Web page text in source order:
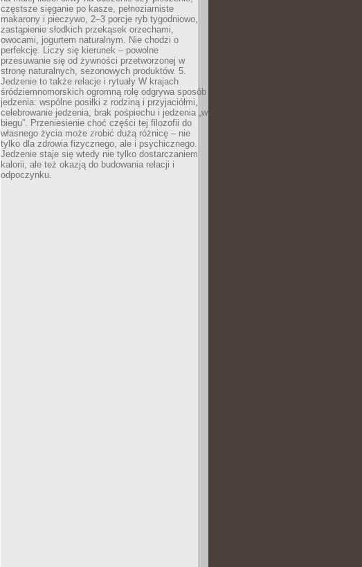
częstsze sięganie po kasze, pełnoziarniste
makarony i pieczywo, 2–3 porcje ryb tygodniowo,
zastąpienie słodkich przekąsek orzechami,
owocami, jogurtem naturalnym. Nie chodzi o
perfekcję. Liczy się kierunek – powolne
przesuwanie się od żywności przetworzonej w
stronę naturalnych, sezonowych produktów. 5.
Jedzenie to także relacje i rytuały W krajach
śródziemnomorskich ogromną rolę odgrywa sposób
jedzenia: wspólne posiłki z rodziną i przyjaciółmi,
celebrowanie jedzenia, brak pośpiechu i jedzenia „w
biegu”. Przeniesienie choć części tej filozofii do
własnego życia może zrobić dużą różnicę – nie
tylko dla zdrowia fizycznego, ale i psychicznego.
Jedzenie staje się wtedy nie tylko dostarczaniem
kalorii, ale też okazją do budowania relacji i
odpoczynku.